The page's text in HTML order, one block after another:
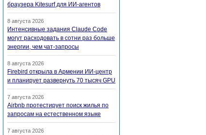
браузера Kitesurf для ИИ-агентов
8 августа 2026
Интенсивные задания Claude Code
могут расходовать в сотни раз больше
энергии, чем чат-запросы
8 августа 2026
Firebird открыла в Армении ИИ-центр
и планирует развернуть 70 тысяч GPU
7 августа 2026
Airbnb протестирует поиск жилья по
запросам на естественном языке
7 августа 2026